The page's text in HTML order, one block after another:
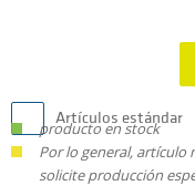
Artículos estándar
producto en stock
Por lo general, artículo
solicite producción